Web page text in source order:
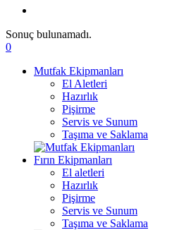
Sonuç bulunamadı.
0
Mutfak Ekipmanları
El Aletleri
Hazırlık
Pişirme
Servis ve Sunum
Taşıma ve Saklama
Fırın Ekipmanları
El aletleri
Hazırlık
Pişirme
Servis ve Sunum
Taşıma ve Saklama